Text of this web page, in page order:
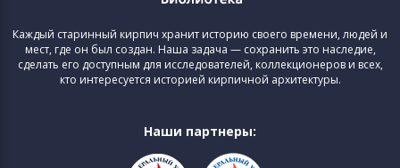
Каждый старинный кирпич хранит историю своего времени, людей и
мест, где он был создан. Наша задача — сохранить это наследие,
сделать его доступным для исследователей, коллекционеров и всех,
кто интересуется историей кирпичной архитектуры.
Наши партнеры: